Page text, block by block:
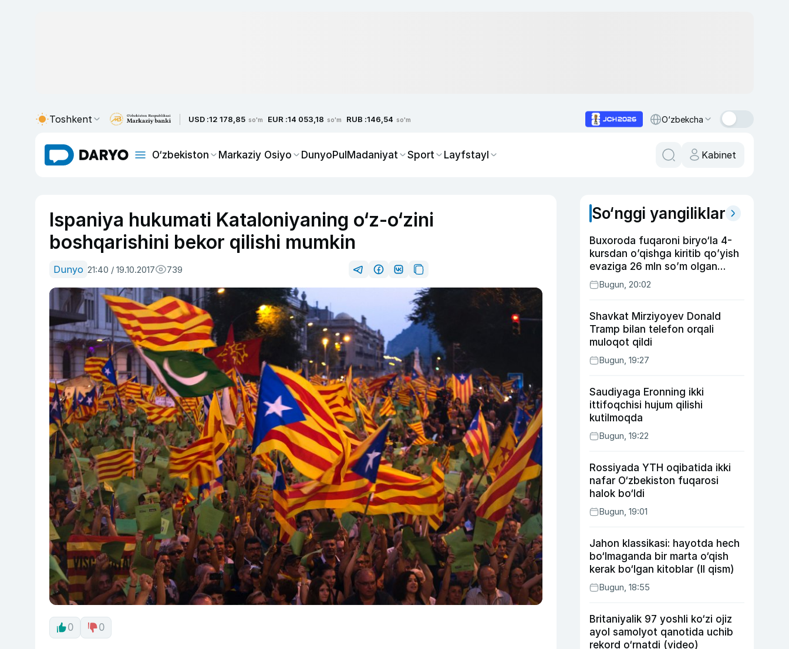
Toshkent USD :12 178,85 so'm EUR :14 053,18 so'm RUB :146,54 so'm O‘zbekcha
O‘zbekiston Markaziy Osiyo DunyoPulMadaniyat Sport Layfstayl Kabinet
Ispaniya hukumati Kataloniyaning o‘z-o‘zini
boshqarishini bekor qilishi mumkin
Dunyo 21:40 / 19.10.2017 739
0 0
So‘nggi yangiliklar
Buxoroda fuqaroni biryo‘la 4-
kursdan o’qishga kiritib qo’yish
evaziga 26 mln so’m olgan
shaxs ushlandi
Bugun, 20:02
Shavkat Mirziyoyev Donald
Tramp bilan telefon orqali
muloqot qildi
Bugun, 19:27
Saudiyaga Eronning ikki
ittifoqchisi hujum qilishi
kutilmoqda
Bugun, 19:22
Rossiyada YTH oqibatida ikki
nafar O‘zbekiston fuqarosi
halok bo‘ldi
Bugun, 19:01
Jahon klassikasi: hayotda hech
bo‘lmaganda bir marta o‘qish
kerak bo‘lgan kitoblar (II qism)
Bugun, 18:55
Britaniyalik 97 yoshli ko‘zi ojiz
ayol samolyot qanotida uchib
rekord o‘rnatdi (video)